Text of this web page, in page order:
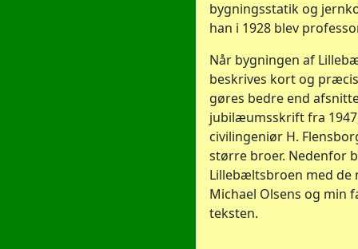
bygningsstatik og
han i 1928 blev
Når bygningen af
beskrives kort og
gøres bedre end
jubilæumsskrift fra
civilingeniør H.
større broer. Nedenfor
Lillebæltsbroen med de
Michael Olsens og min
teksten.